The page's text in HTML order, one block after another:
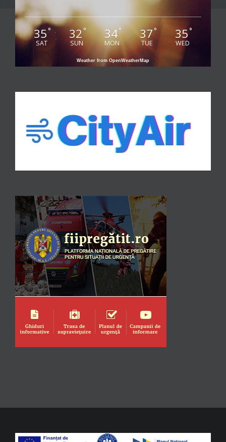
35°
SAT
32°
SUN
34°
MON
37°
TUE
35°
WED
Weather from OpenWeatherMap